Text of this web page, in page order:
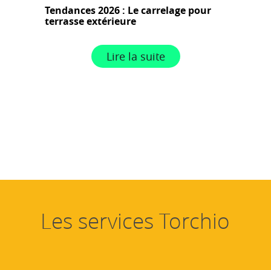
Tendances 2026 : Le carrelage pour
terrasse extérieure
Lire la suite
Les services Torchio